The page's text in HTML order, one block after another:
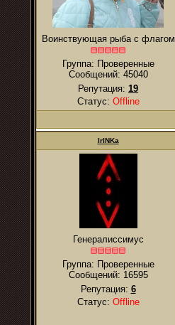
Воинствующая рыба с флагом
Группа: Проверенные
Сообщений: 45040
Репутация: 19
Статус: Offline
IrINKa
Генералиссимус
Группа: Проверенные
Сообщений: 16595
Репутация: 6
Статус: Offline